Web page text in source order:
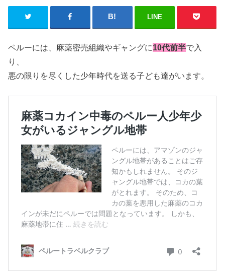
LINE
ペルーには、麻薬密売組織やギャングに10代前半で入
り、
悪の限りを尽くした少年時代を送る子ども達がいます。